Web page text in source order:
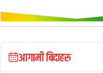
आगामी बिदाहरु